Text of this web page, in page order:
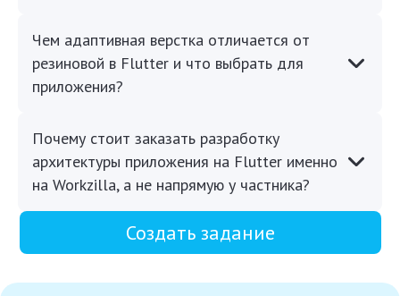
Чем адаптивная верстка отличается от
резиновой в Flutter и что выбрать для
приложения?
Почему стоит заказать разработку
архитектуры приложения на Flutter именно
на Workzilla, а не напрямую у частника?
Создать задание